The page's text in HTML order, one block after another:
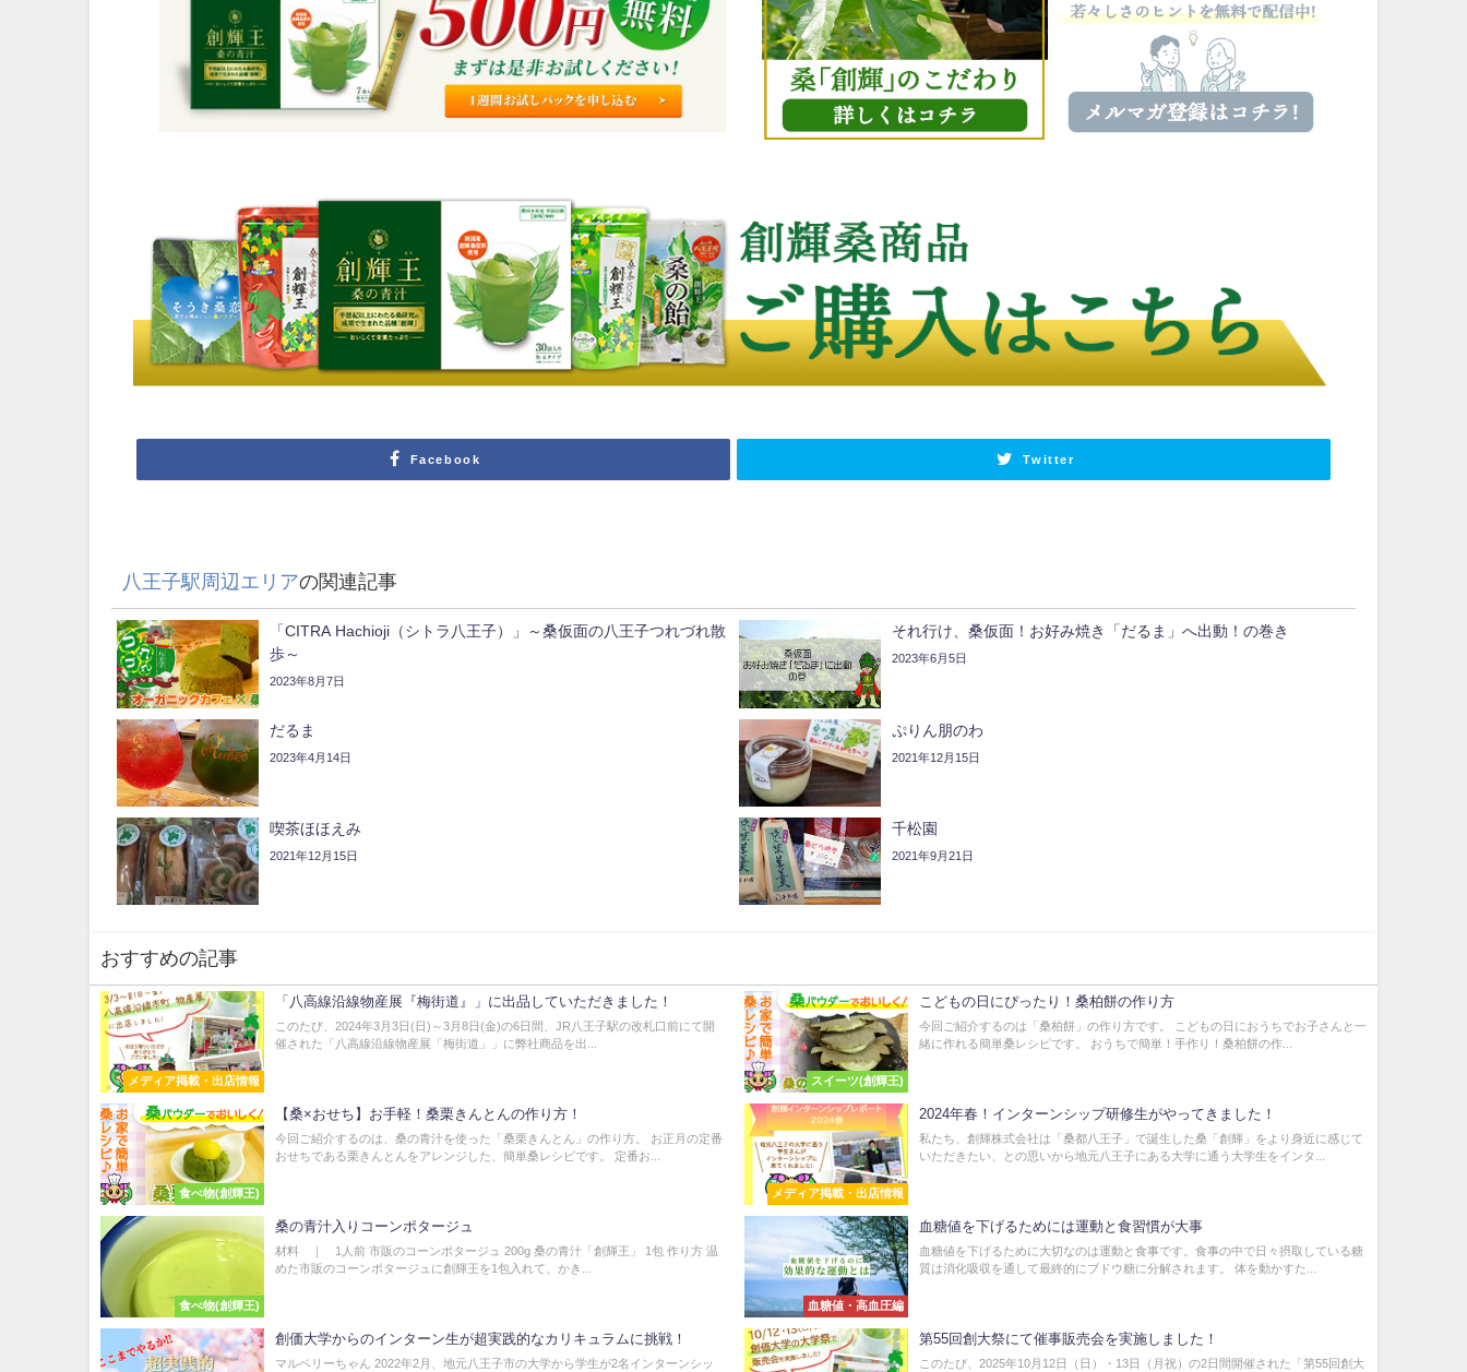
Facebook Twitter
八王子駅周辺エリアの関連記事
「CITRA Hachioji（シトラ八王子）」～桑仮面の八王子つれづれ散
歩～
2023年8月7日
それ行け、桑仮面！お好み焼き「だるま」へ出動！の巻き
2023年6月5日
だるま
2023年4月14日
ぷりん朋のわ
2021年12月15日
喫茶ほほえみ
2021年12月15日
千松園
2021年9月21日
おすすめの記事
メディア掲載・出店情報
「八高線沿線物産展『梅街道』」に出品していただきました！
このたび、2024年3月3日(日)～3月8日(金)の6日間、JR八王子駅の改札口前にて開
催された「八高線沿線物産展「梅街道」」に弊社商品を出...
スイーツ(創輝王)
こどもの日にぴったり！桑柏餅の作り方
今回ご紹介するのは「桑柏餅」の作り方です。 こどもの日におうちでお子さんと一
緒に作れる簡単桑レシピです。 おうちで簡単！手作り！桑柏餅の作...
食べ物(創輝王)
【桑×おせち】お手軽！桑栗きんとんの作り方！
今回ご紹介するのは、桑の青汁を使った「桑栗きんとん」の作り方。 お正月の定番
おせちである栗きんとんをアレンジした、簡単桑レシピです。 定番お...
メディア掲載・出店情報
2024年春！インターンシップ研修生がやってきました！
私たち、創輝株式会社は「桑都八王子」で誕生した桑「創輝」をより身近に感じて
いただきたい、との思いから地元八王子にある大学に通う大学生をインタ...
食べ物(創輝王)
桑の青汁入りコーンポタージュ
材料 ｜ 1人前 市販のコーンポタージュ 200g 桑の青汁「創輝王」 1包 作り方 温
めた市販のコーンポタージュに創輝王を1包入れて、かき...
血糖値・高血圧編
血糖値を下げるためには運動と食習慣が大事
血糖値を下げるために大切なのは運動と食事です。食事の中で日々摂取している糖
質は消化吸収を通して最終的にブドウ糖に分解されます。 体を動かすた...
創価大学からのインターン生が超実践的なカリキュラムに挑戦！
マルベリーちゃん 2022年2月、地元八王子市の大学から学生が2名インターンシッ
第55回創大祭にて催事販売会を実施しました！
このたび、2025年10月12日（日）・13日（月祝）の2日間開催された「第55回創大